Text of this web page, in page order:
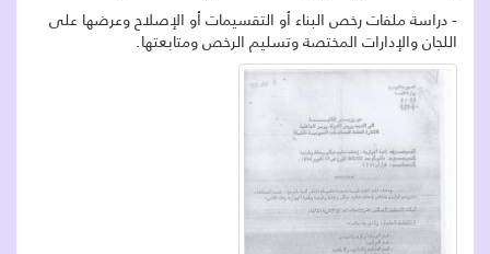
- دراسة ملفات رخص البناء أو التقسيمات أو الإصلاح وعرضها على
اللجان والإدارات المختصة وتسليم الرخص ومتابعتها.